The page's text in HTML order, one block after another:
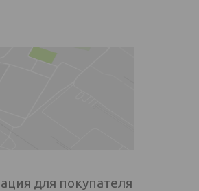
для покупателя